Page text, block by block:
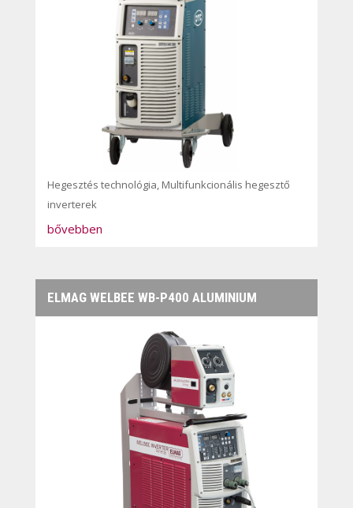
Hegesztés technológia, Multifunkcionális hegesztő
inverterek
bővebben
ELMAG WELBEE WB-P400 ALUMINIUM